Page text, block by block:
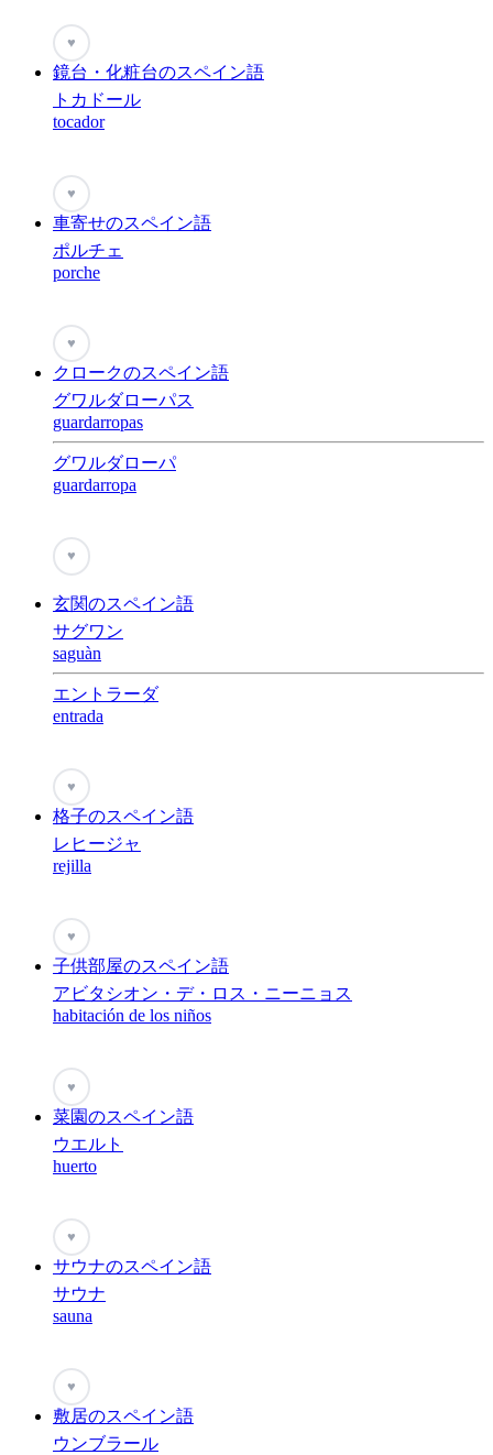
♥
鏡台・化粧台のスペイン語
トカドール
tocador
♥
車寄せのスペイン語
ポルチェ
porche
♥
クロークのスペイン語
グワルダローパス
guardarropas
グワルダローパ
guardarropa
♥
玄関のスペイン語
サグワン
saguàn
エントラーダ
entrada
♥
格子のスペイン語
レヒージャ
rejilla
♥
子供部屋のスペイン語
アビタシオン・デ・ロス・ニーニョス
habitación de los niños
♥
菜園のスペイン語
ウエルト
huerto
♥
サウナのスペイン語
サウナ
sauna
♥
敷居のスペイン語
ウンブラール